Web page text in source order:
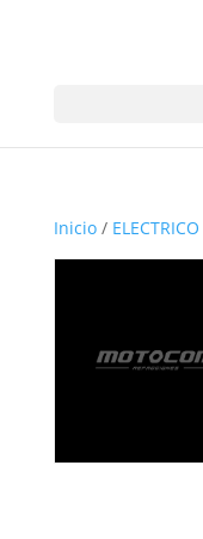
Inicio/ ELECTRICO